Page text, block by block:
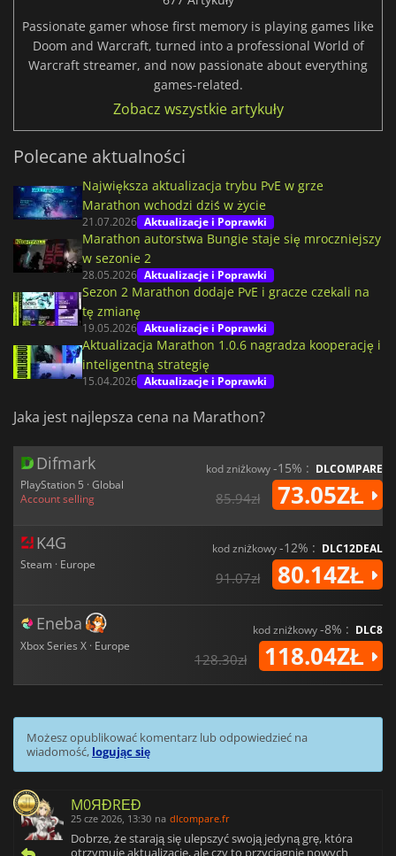
Passionate gamer whose first memory is playing games like
Doom and Warcraft, turned into a professional World of
Warcraft streamer, and now passionate about everything
games-related.
Zobacz wszystkie artykuły
Polecane aktualności
Największa aktualizacja trybu PvE w grze
Marathon wchodzi dziś w życie
21.07.2026 Aktualizacje i Poprawki
Marathon autorstwa Bungie staje się mroczniejszy
w sezonie 2
28.05.2026 Aktualizacje i Poprawki
Sezon 2 Marathon dodaje PvE i gracze czekali na
tę zmianę
19.05.2026 Aktualizacje i Poprawki
Aktualizacja Marathon 1.0.6 nagradza kooperację i
inteligentną strategię
15.04.2026 Aktualizacje i Poprawki
Jaka jest najlepsza cena na Marathon?
Difmark
PlayStation 5 · Global
Account selling
kod zniżkowy-15% : DLCOMPARE
85.94zł 73.05ZŁ
K4G
Steam · Europe
kod zniżkowy-12% : DLC12DEAL
91.07zł 80.14ZŁ
Eneba
Xbox Series X · Europe
kod zniżkowy-8% : DLC8
128.30zł 118.04ZŁ
Możesz opublikować komentarz lub odpowiedzieć na
wiadomość, logując się
M0ЯĐRΕĐ
25 cze 2026, 13:30 na dlcompare.fr
Dobrze, że starają się ulepszyć swoją jedyną grę, która